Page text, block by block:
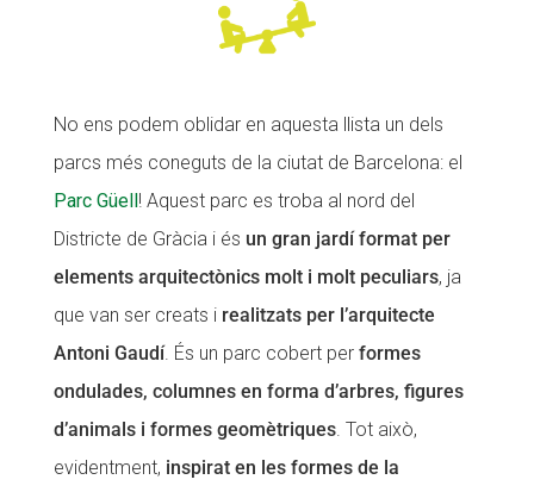
No ens podem oblidar en aquesta llista un dels
parcs més coneguts de la ciutat de Barcelona: el
Parc Güell! Aquest parc es troba al nord del
Districte de Gràcia i és un gran jardí format per
elements arquitectònics molt i molt peculiars, ja
que van ser creats i realitzats per l’arquitecte
Antoni Gaudí. És un parc cobert per formes
ondulades, columnes en forma d’arbres, figures
d’animals i formes geomètriques. Tot això,
evidentment, inspirat en les formes de la